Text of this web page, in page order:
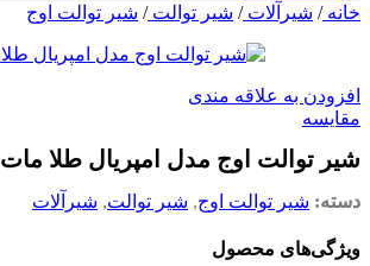
خانه/ شیرآلات/ شیر توالت/ شیر توالت اوج
افزودن به علاقه مندی
مقایسه
شیر توالت اوج مدل امپریال طلا مات
دسته: شیر توالت اوج, شیر توالت, شیرآلات
ویژگی‌های محصول